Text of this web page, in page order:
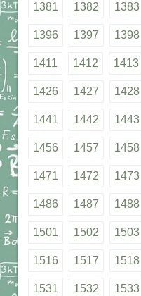
1381 1382 1383
1396 1397 1398
1411 1412 1413
1426 1427 1428
1441 1442 1443
1456 1457 1458
1471 1472 1473
1486 1487 1488
1501 1502 1503
1516 1517 1518
1531 1532 1533